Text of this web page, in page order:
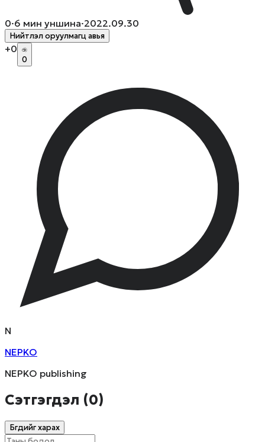
0·6 мин уншина·2022.09.30
Нийтлэл оруулмагц авья
+0
0
N
NEPKO
NEPKO publishing
Сэтгэгдэл (0)
Бүгдийг харах